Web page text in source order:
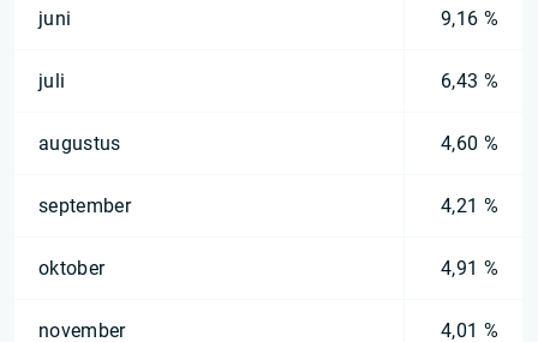
juni 9,16 %
juli 6,43 %
augustus 4,60 %
september 4,21 %
oktober 4,91 %
november 4,01 %